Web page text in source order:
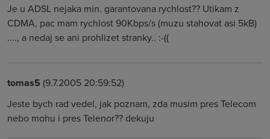
Je u ADSL nejaka min. garantovana rychlost?? Utikam z
CDMA, pac mam rychlost 90Kbps/s (muzu stahovat asi 5kB)
...., a nedaj se ani prohlizet stranky.. :-((
tomas5 (9.7.2005 20:59:52)
Jeste bych rad vedel, jak poznam, zda musim pres Telecom
nebo mohu i pres Telenor?? dekuju